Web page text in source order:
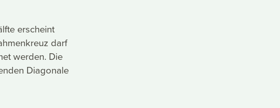
erscheint
darf
werden. Die
Diagonale